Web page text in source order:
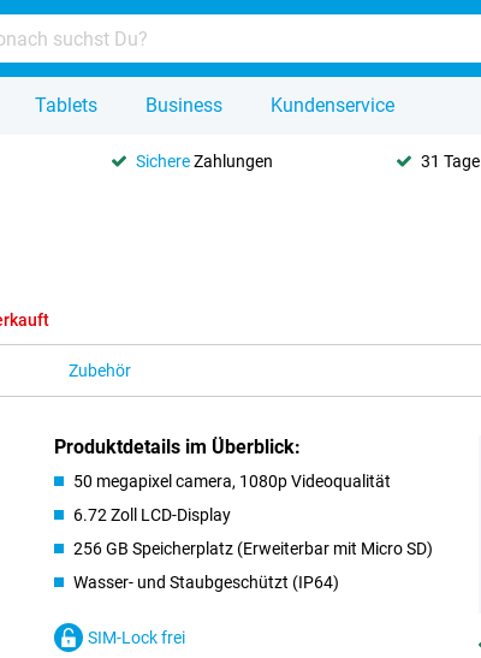
Tablets Business Kundenservice
SichereZahlungen 31 Tage
Zubehör
Produktdetails im Überblick:
50 megapixel camera, 1080p Videoqualität
6.72 Zoll LCD-Display
256 GB Speicherplatz (Erweiterbar mit Micro SD)
Wasser- und Staubgeschützt (IP64)
SIM-Lock frei